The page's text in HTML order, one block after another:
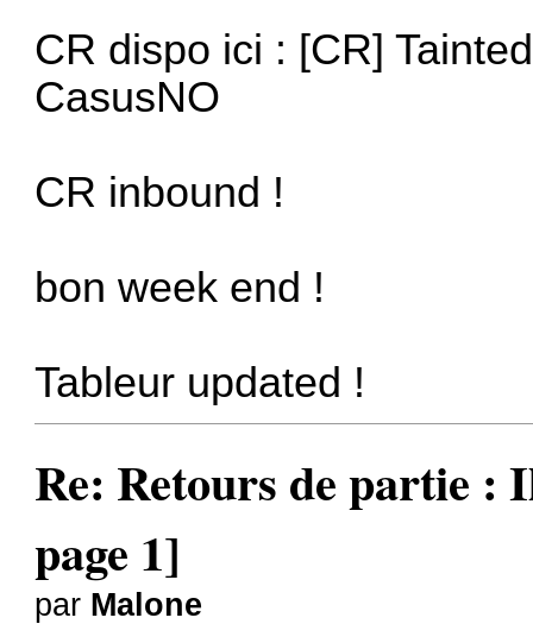
CR dispo ici : [CR]
CasusNO
CR inbound !
bon week end !
Tableur updated !
Re: Retours de partie :
page 1]
par Malone